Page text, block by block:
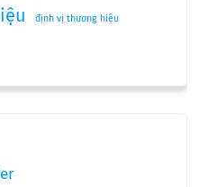
định vị thương hiệu